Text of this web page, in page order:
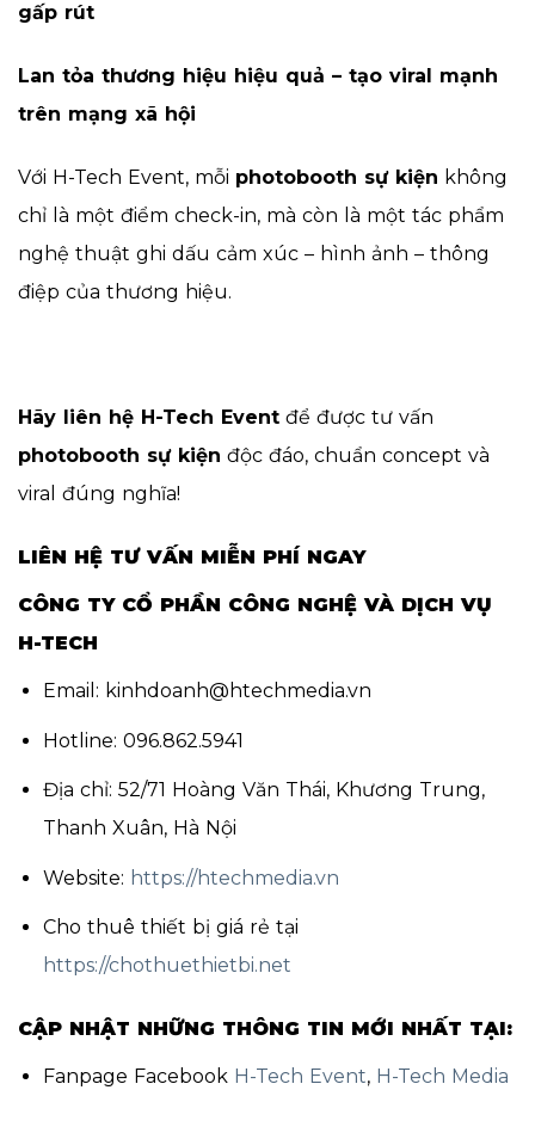
gấp rút
Lan tỏa thương hiệu hiệu quả – tạo viral mạnh
trên mạng xã hội
Với H-Tech Event, mỗi photobooth sự kiện không
chỉ là một điểm check-in, mà còn là một tác phẩm
nghệ thuật ghi dấu cảm xúc – hình ảnh – thông
điệp của thương hiệu.
Hãy liên hệ H-Tech Event để được tư vấn
photobooth sự kiện độc đáo, chuẩn concept và
viral đúng nghĩa!
LIÊN HỆ TƯ VẤN MIỄN PHÍ NGAY
CÔNG TY CỔ PHẦN CÔNG NGHỆ VÀ DỊCH VỤ
H-TECH
Email: kinhdoanh@htechmedia.vn
Hotline: 096.862.5941
Địa chỉ: 52/71 Hoàng Văn Thái, Khương Trung,
Thanh Xuân, Hà Nội
Website: https://htechmedia.vn
Cho thuê thiết bị giá rẻ tại
https://chothuethietbi.net
CẬP NHẬT NHỮNG THÔNG TIN MỚI NHẤT TẠI:
Fanpage FacebookH-Tech Event,H-Tech Media